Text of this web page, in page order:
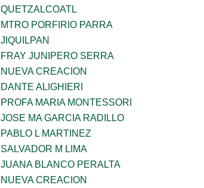
QUETZALCOATL
MTRO PORFIRIO PARRA
JIQUILPAN
FRAY JUNIPERO SERRA
NUEVA CREACION
DANTE ALIGHIERI
PROFA MARIA MONTESSORI
JOSE MA GARCIA RADILLO
PABLO L MARTINEZ
SALVADOR M LIMA
JUANA BLANCO PERALTA
NUEVA CREACION